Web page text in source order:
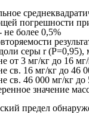
погрешности
не более 0,5%
серы r (Р=0,95),
от 3 мг/кг
св. 16 мг/кг до
св. 46 000 мг/кг
значение
предел